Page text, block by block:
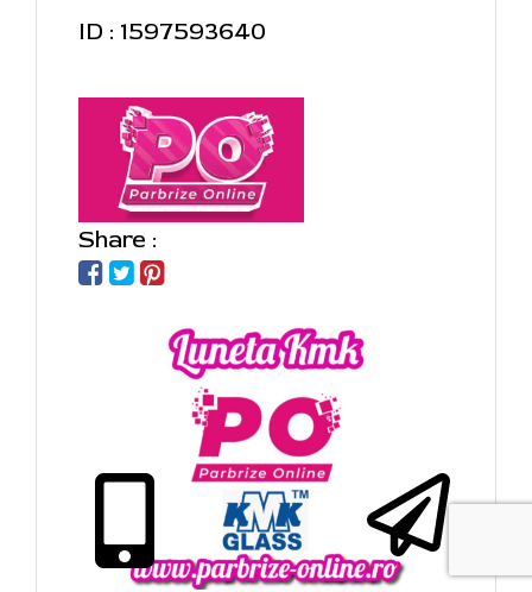
ID : 1597593640
Share :